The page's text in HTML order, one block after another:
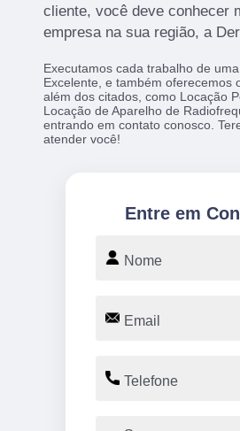
cliente, você deve conhecer
empresa na sua região, a
Executamos cada trabalho de
Excelente, e também oferecemos
além dos citados, como Locação
Locação de Aparelho de
entrando em contato conosco.
atender você!
Entre em